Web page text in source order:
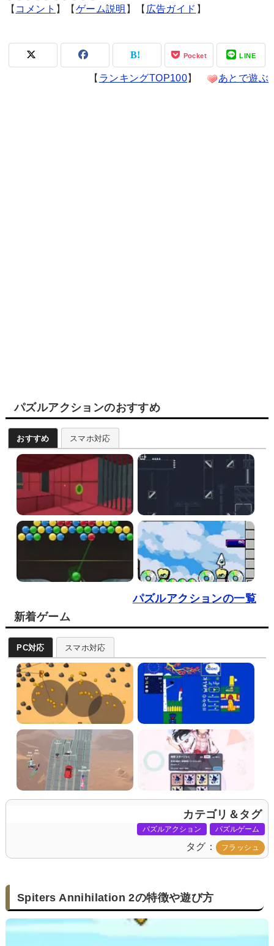
【 コメント 】【 ゲーム説明 】【 広告ガイド 】
Pocket LINE
【 ランキングTOP100】 あとで遊ぶ
パズルアクションのおすすめ
おすすめ スマホ対応
パズルアクションの一覧
新着ゲーム
PC対応 スマホ対応
カテゴリ＆タグ
パズルアクション パズルゲーム
タグ フラッシュ
Spiters Annihilation 2の特徴や遊び方